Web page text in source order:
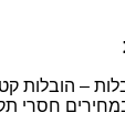
– הובלות
חסרי